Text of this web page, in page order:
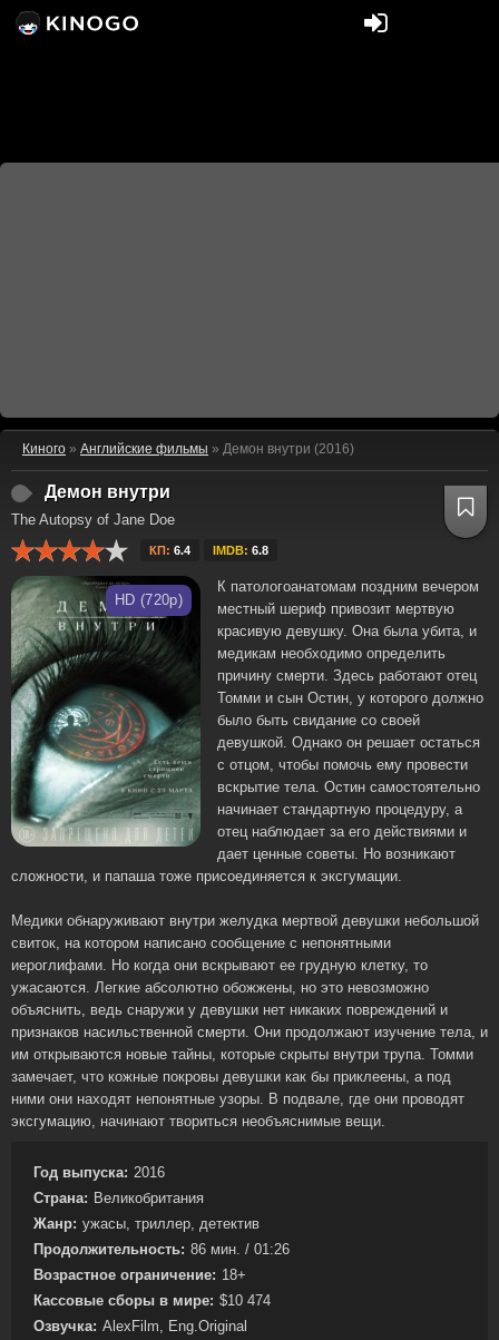
Киного » Английские фильмы » Демон внутри (2016)
Демон внутри
The Autopsy of Jane Doe
КП: 6.4 IMDB: 6.8
HD (720p)
К патологоанатомам поздним вечером
местный шериф привозит мертвую
красивую девушку. Она была убита, и
медикам необходимо определить
причину смерти. Здесь работают отец
Томми и сын Остин, у которого должно
было быть свидание со своей
девушкой. Однако он решает остаться
с отцом, чтобы помочь ему провести
вскрытие тела. Остин самостоятельно
начинает стандартную процедуру, а
отец наблюдает за его действиями и
дает ценные советы. Но возникают
сложности, и папаша тоже присоединяется к эксгумации.
Медики обнаруживают внутри желудка мертвой девушки небольшой
свиток, на котором написано сообщение с непонятными
иероглифами. Но когда они вскрывают ее грудную клетку, то
ужасаются. Легкие абсолютно обожжены, но это невозможно
объяснить, ведь снаружи у девушки нет никаких повреждений и
признаков насильственной смерти. Они продолжают изучение тела, и
им открываются новые тайны, которые скрыты внутри трупа. Томми
замечает, что кожные покровы девушки как бы приклеены, а под
ними они находят непонятные узоры. В подвале, где они проводят
эксгумацию, начинают твориться необъяснимые вещи.
Год выпуска: 2016
Страна: Великобритания
Жанр: ужасы, триллер, детектив
Продолжительность: 86 мин. / 01:26
Возрастное ограничение: 18+
Кассовые сборы в мире: $10 474
Озвучка: AlexFilm, Eng.Original